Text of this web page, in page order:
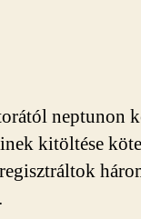
neptunon
kitöltése